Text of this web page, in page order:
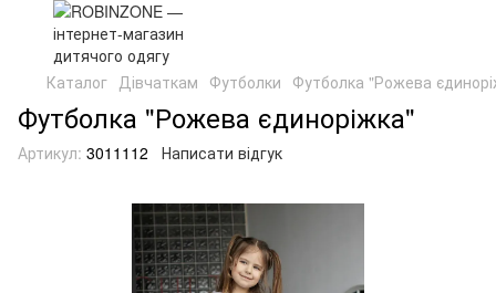
Каталог Дівчаткам Футболки Футболка "Рожева
Футболка "Рожева єдиноріжка"
Артикул: 3011112 Написати відгук